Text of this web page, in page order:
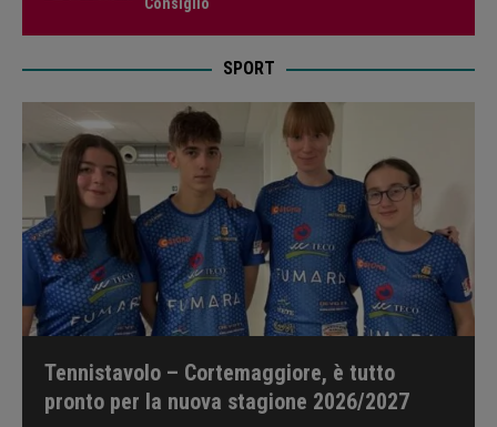
SPORT
Tennistavolo – Cortemaggiore, è tutto
pronto per la nuova stagione 2026/2027